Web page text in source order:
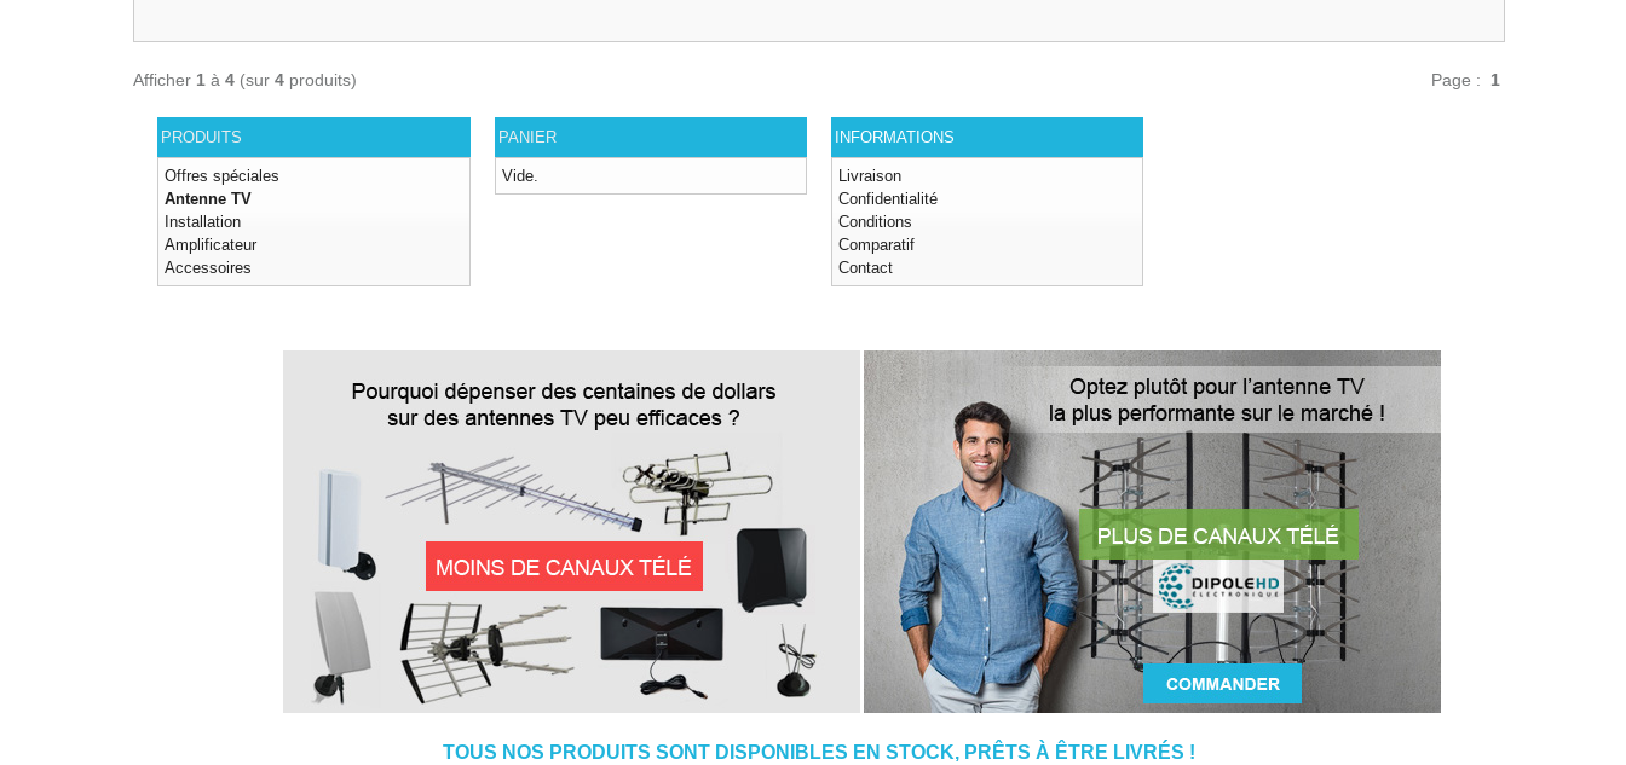
Page : 1
Afficher 1 à4 (sur4 produits)
PRODUITS
Offres spéciales
Antenne TV
Installation
Amplificateur
Accessoires
PANIER
Vide.
INFORMATIONS
Livraison
Confidentialité
Conditions
Comparatif
Contact
TOUS NOS PRODUITS SONT DISPONIBLES EN STOCK, PRÊTS À ÊTRE LIVRÉS !